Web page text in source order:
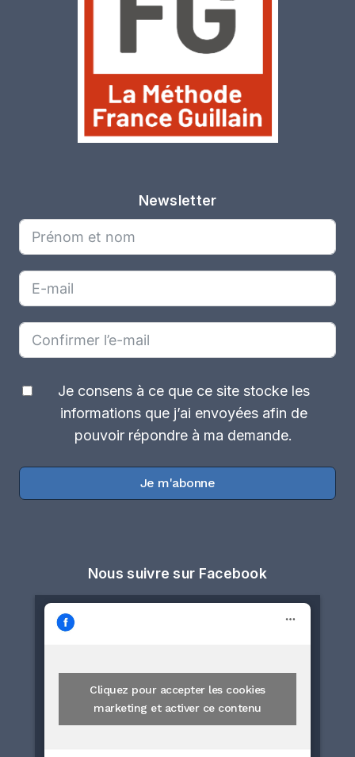
Newsletter
Je consens à ce que ce site stocke les
informations que j’ai envoyées afin de
pouvoir répondre à ma demande.
Je m'abonne
Nous suivre sur Facebook
Cliquez pour accepter les cookies
marketing et activer ce contenu